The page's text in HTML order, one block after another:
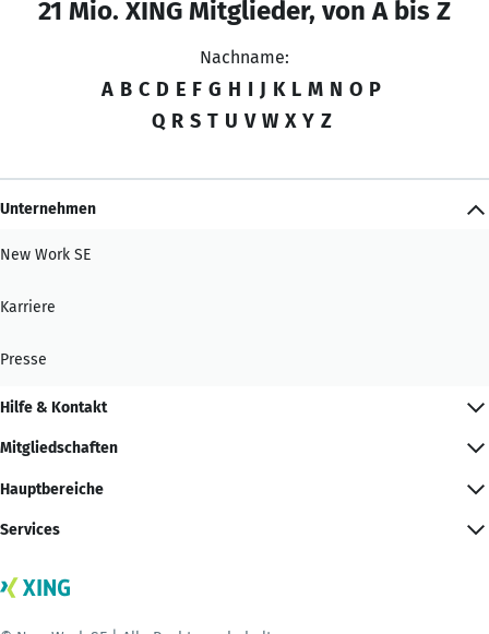
21 Mio. XING Mitglieder, von A bis Z
Nachname:
A B C D E F G H I J K L M N O P
Q R S T U V W X Y Z
Unternehmen
New Work SE
Karriere
Presse
Hilfe & Kontakt
Mitgliedschaften
Hauptbereiche
Services